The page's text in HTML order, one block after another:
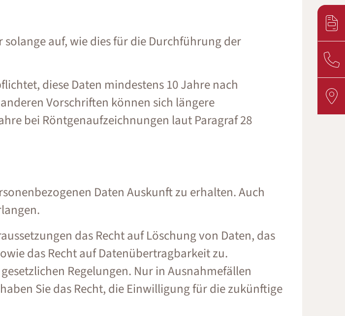
auf, wie dies für die Durchführung der
diese Daten mindestens 10 Jahre nach
Vorschriften können sich längere
bei Röntgenaufzeichnungen laut Paragraf 28
Daten Auskunft zu erhalten. Auch
das Recht auf Löschung von Daten, das
das Recht auf Datenübertragbarkeit zu.
Regelungen. Nur in Ausnahmefällen
Sie das Recht, die Einwilligung für die zukünftige